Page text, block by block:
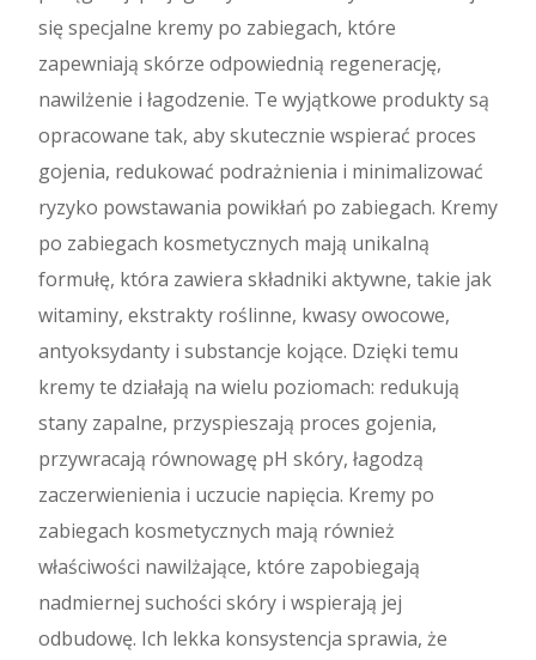
się specjalne kremy po zabiegach, które
zapewniają skórze odpowiednią regenerację,
nawilżenie i łagodzenie. Te wyjątkowe produkty są
opracowane tak, aby skutecznie wspierać proces
gojenia, redukować podrażnienia i minimalizować
ryzyko powstawania powikłań po zabiegach. Kremy
po zabiegach kosmetycznych mają unikalną
formułę, która zawiera składniki aktywne, takie jak
witaminy, ekstrakty roślinne, kwasy owocowe,
antyoksydanty i substancje kojące. Dzięki temu
kremy te działają na wielu poziomach: redukują
stany zapalne, przyspieszają proces gojenia,
przywracają równowagę pH skóry, łagodzą
zaczerwienienia i uczucie napięcia. Kremy po
zabiegach kosmetycznych mają również
właściwości nawilżające, które zapobiegają
nadmiernej suchości skóry i wspierają jej
odbudowę. Ich lekka konsystencja sprawia, że